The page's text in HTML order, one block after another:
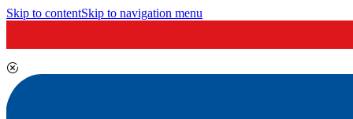
Skip to contentSkip to navigation menu